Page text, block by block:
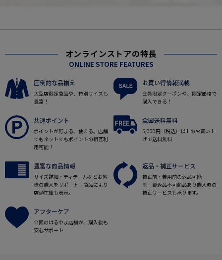
オンラインストアの特長
ONLINE STORE FEATURES
圧倒的な品揃え
大型店限定商品や、特別サイズも
豊富！
お買い得情報満載
会員限定クーポンや、限定価格で
購入できる！
共通ポイント
ポイントが貯まる、使える。店舗
でもネットでもポイントの相互利
用可能！
全国送料無料
5,000円（税込）以上のお買い上
げで送料無料
豊富な商品情報
サイズ詳細・ディテールなどお客
様の購入をサポート！商品により
店頭在庫も表示。
返品・補正サービス
補正前・着用前の返品可能
※一部返品不可商品あり購入時の
補正サービスも承ります。
アフターケア
全国のはるやま店舗が、購入後も
安心サポート